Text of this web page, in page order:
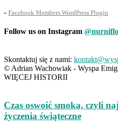
- Facebook Members WordPress Plugin
Follow us on Instagram
Skontaktuj się z nami:
© Adrian Wachowiak - Wyspa
WIĘCEJ HISTORII
Czas oswoić smoka, czyli
życzenia świąteczne